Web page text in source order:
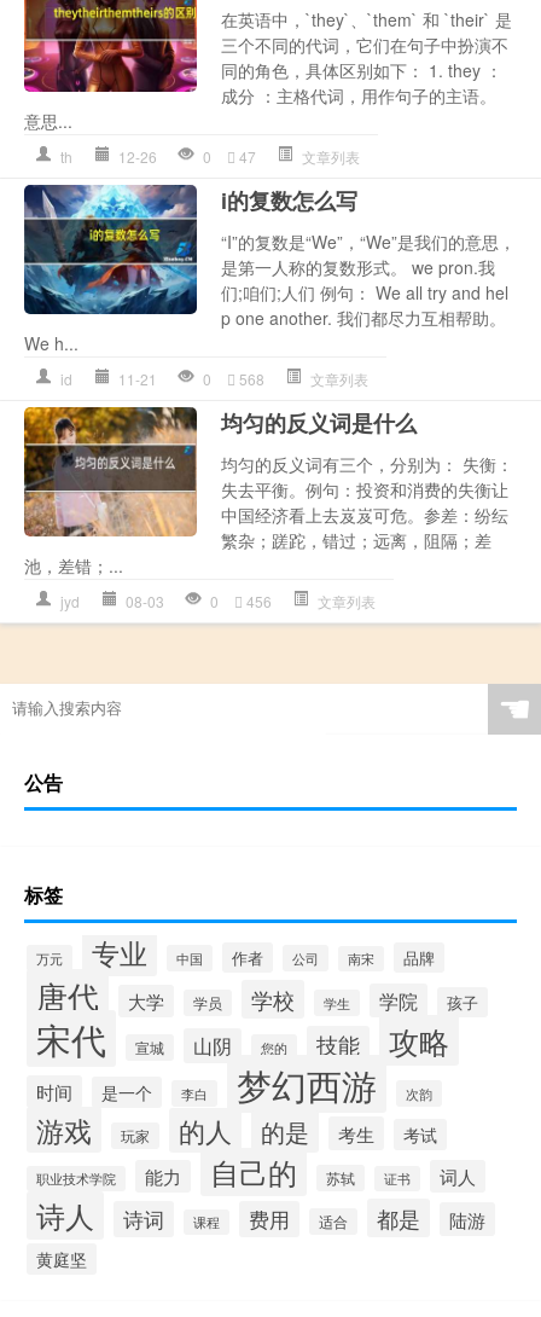
在英语中，`they`、`them` 和 `their` 是
三个不同的代词，它们在句子中扮演不
同的角色，具体区别如下： 1. they ：
成分 ：主格代词，用作句子的主语。
意思...
th 12-26 0 47 文章列表
i的复数怎么写
“I”的复数是“We”，“We”是我们的意思，
是第一人称的复数形式。 we pron.我
们;咱们;人们 例句： We all try and hel
p one another. 我们都尽力互相帮助。
We h...
id 11-21 0 568 文章列表
均匀的反义词是什么
均匀的反义词有三个，分别为： 失衡：
失去平衡。例句：投资和消费的失衡让
中国经济看上去岌岌可危。参差：纷纭
繁杂；蹉跎，错过；远离，阻隔；差
池，差错；...
jyd 08-03 0 456 文章列表
☚
公告
标签
万元 专业 中国 作者 公司 南宋 品牌
唐代 大学 学员 学校 学生 学院 孩子
宋代 宣城 山阴 您的 技能 攻略
时间 是一个 李白 梦幻西游 次韵
游戏 玩家 的人 的是 考生 考试
职业技术学院 能力 自己的 苏轼 证书 词人
诗人 诗词 课程 费用 适合 都是 陆游
黄庭坚